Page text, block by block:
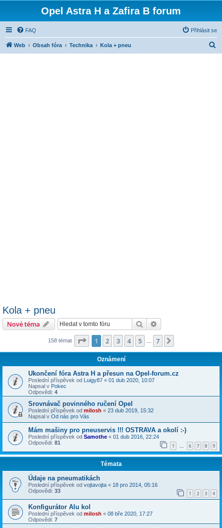
Opel Astra H a Zafira B forum
FAQ Přihlásit se
Web Obsah fóra Technika Kola + pneu
Kola + pneu
Nové téma Hledat
158 témat Stránka z
1 2 3 4 5 7
Oznámení
Ukončení fóra Astra H a přesun na Opel-forum.cz
Poslední příspěvek od Luigy87 « 01 dub 2020, 10:07
Napsal v Pokec
Odpovědi: 4
Srovnávač povinného ručení Opel
Poslední příspěvek od milosh « 23 dub 2019, 15:32
Napsal v Od nás pro Vás
Mám mašiny pro pneuservis !!! OSTRAVA a okolí :-)
Poslední příspěvek od Samothe « 01 dub 2016, 22:24
Odpovědi: 81 1 … 6 7 8 9
Témata
Údaje na pneumatikách
Poslední příspěvek od vojtavojta « 18 pro 2014, 05:16
Odpovědi: 33 1 2 3 4
Konfigurátor Alu kol
Poslední příspěvek od milosh « 08 bře 2020, 17:27
Odpovědi: 7